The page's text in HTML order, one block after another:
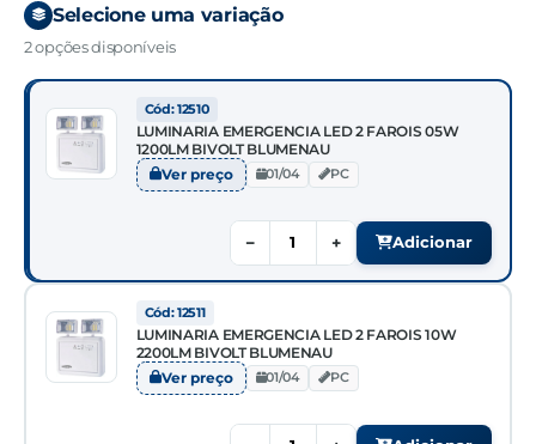
Selecione uma variação
2 opções disponíveis
Cód: 12510
LUMINARIA EMERGENCIA LED 2 FAROIS 05W
1200LM BIVOLT BLUMENAU
Ver preço 01/04 PC
− + Adicionar
Cód: 12511
LUMINARIA EMERGENCIA LED 2 FAROIS 10W
2200LM BIVOLT BLUMENAU
Ver preço 01/04 PC